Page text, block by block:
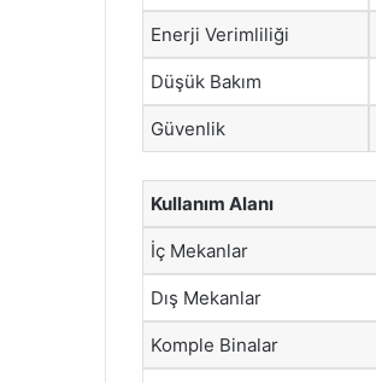
Enerji Verimliliği
Düşük Bakım
Güvenlik
Kullanım Alanı
İç Mekanlar
Dış Mekanlar
Komple Binalar